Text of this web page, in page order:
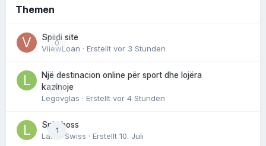
Themen
0
Spiidi site
VilewLoan · Erstellt vor 3 Stunden
0
Një destinacion online për sport dhe lojëra
kazinoje
Legovglas · Erstellt vor 4 Stunden
1
Spin boss
Laker Swiss · Erstellt 10. Juli